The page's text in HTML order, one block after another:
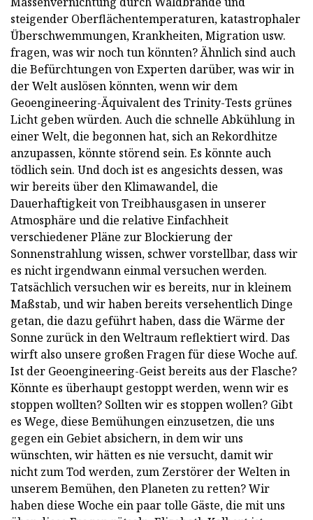
steigender Oberflächentemperaturen, katastrophaler
Überschwemmungen, Krankheiten, Migration usw.
fragen, was wir noch tun könnten? Ähnlich sind auch
die Befürchtungen von Experten darüber, was wir in
der Welt auslösen könnten, wenn wir dem
Geoengineering-Äquivalent des Trinity-Tests grünes
Licht geben würden. Auch die schnelle Abkühlung in
einer Welt, die begonnen hat, sich an Rekordhitze
anzupassen, könnte störend sein. Es könnte auch
tödlich sein. Und doch ist es angesichts dessen, was
wir bereits über den Klimawandel, die
Dauerhaftigkeit von Treibhausgasen in unserer
Atmosphäre und die relative Einfachheit
verschiedener Pläne zur Blockierung der
Sonnenstrahlung wissen, schwer vorstellbar, dass wir
es nicht irgendwann einmal versuchen werden.
Tatsächlich versuchen wir es bereits, nur in kleinem
Maßstab, und wir haben bereits versehentlich Dinge
getan, die dazu geführt haben, dass die Wärme der
Sonne zurück in den Weltraum reflektiert wird. Das
wirft also unsere großen Fragen für diese Woche auf.
Ist der Geoengineering-Geist bereits aus der Flasche?
Könnte es überhaupt gestoppt werden, wenn wir es
stoppen wollten? Sollten wir es stoppen wollen? Gibt
es Wege, diese Bemühungen einzusetzen, die uns
gegen ein Gebiet absichern, in dem wir uns
wünschten, wir hätten es nie versucht, damit wir
nicht zum Tod werden, zum Zerstörer der Welten in
unserem Bemühen, den Planeten zu retten? Wir
haben diese Woche ein paar tolle Gäste, die mit uns